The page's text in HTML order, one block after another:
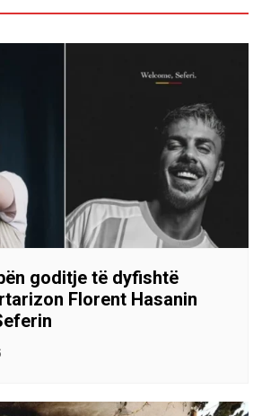
goditje të dyfishtë
Florent Hasanin